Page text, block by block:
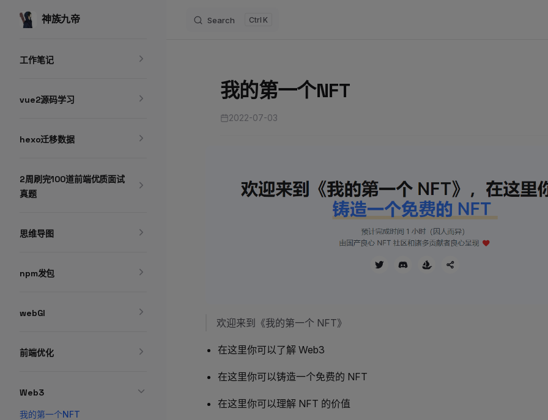
Skip to content
神族九帝 Search K
工作笔记
vue2源码学习
hexo迁移数据
2周刷完100道前端优质面试
真题
思维导图
npm发包
webGl
前端优化
Web3
我的第一个NFT
我的第一个NFT
2022-07-03
欢迎来到《我的第一个 NFT》
在这里你可以了解 Web3
在这里你可以铸造一个免费的 NFT
在这里你可以理解 NFT 的价值